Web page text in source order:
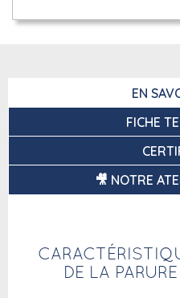
EN
FICHE
🎥 NOTRE
DE LA